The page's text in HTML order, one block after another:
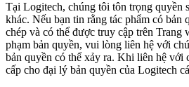
Tại Logitech, chúng tôi tôn trọng quyền
khác. Nếu bạn tin rằng tác phẩm có bản
chép và có thể được truy cập trên Trang
phạm bản quyền, vui lòng liên hệ với
bản quyền có thể xảy ra. Khi liên hệ với
cấp cho đại lý bản quyền của Logitech